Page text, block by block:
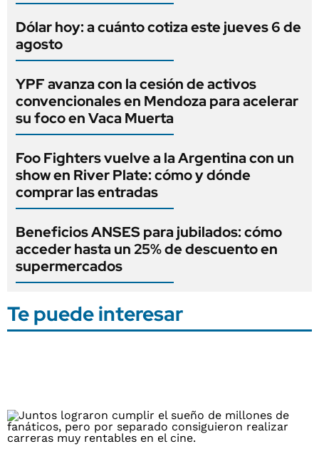
Dólar hoy: a cuánto cotiza este jueves 6 de
agosto
YPF avanza con la cesión de activos
convencionales en Mendoza para acelerar
su foco en Vaca Muerta
Foo Fighters vuelve a la Argentina con un
show en River Plate: cómo y dónde
comprar las entradas
Beneficios ANSES para jubilados: cómo
acceder hasta un 25% de descuento en
supermercados
Te puede interesar